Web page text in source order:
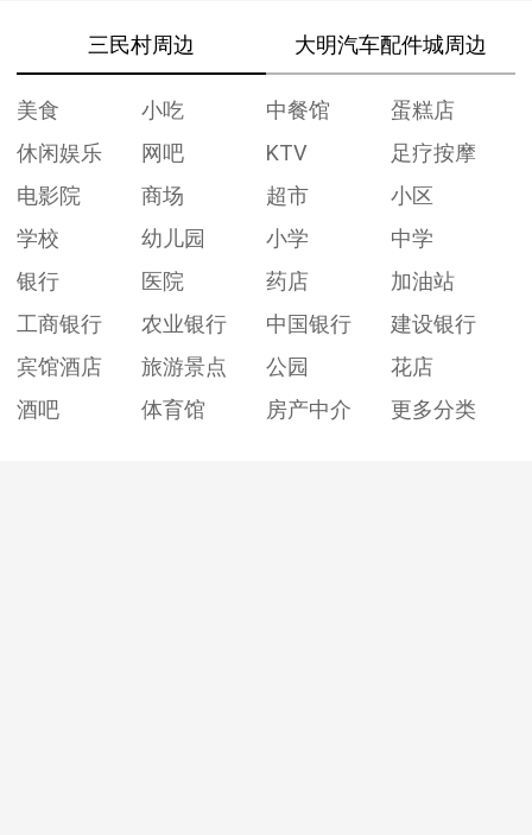
三民村周边 大明汽车配件城周边
美食 小吃 中餐馆
蛋糕店
休闲娱乐
网吧 KTV
足疗按摩
电影院
商场 超市
小区
学校
幼儿园 小学
中学
银行
医院 药店
加油站
工商银行
农业银行 中国银行
建设银行
宾馆酒店
旅游景点 公园
花店
酒吧
体育馆 房产中介 更多分类